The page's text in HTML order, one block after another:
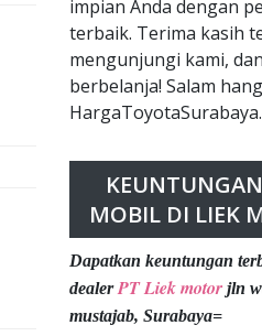
impian Anda dengan
terbaik. Terima kasih
mengunjungi kami,
berbelanja! Salam
MOBIL DI LIEK
Dapatkan keuntungan
dealerPT Liek motor jln
mustajab, Surabaya=